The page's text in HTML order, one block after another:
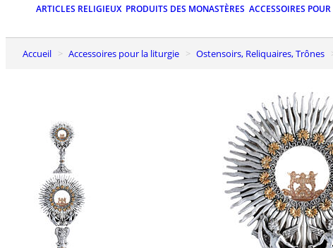
ARTICLES RELIGIEUX PRODUITS DES MONASTÈRES ACCESSOIRES
Accueil Accessoires pour la liturgie Ostensoirs, Reliquaires, Trônes